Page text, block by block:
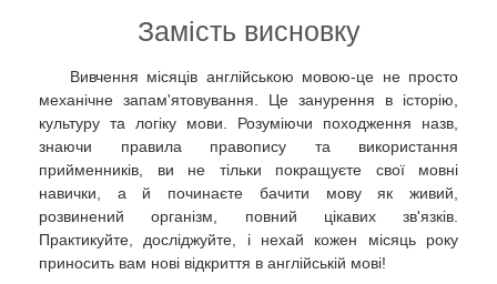
Замість висновку
Вивчення місяців англійською мовою-це не просто
механічне запам'ятовування. Це занурення в історію,
культуру та логіку мови. Розуміючи походження назв,
знаючи правила правопису та використання
прийменників, ви не тільки покращуєте свої мовні
навички, а й починаєте бачити мову як живий,
розвинений організм, повний цікавих зв'язків.
Практикуйте, досліджуйте, і нехай кожен місяць року
приносить вам нові відкриття в англійській мові!